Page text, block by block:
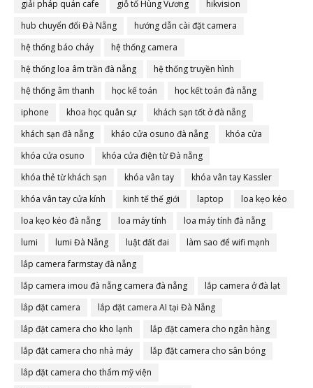
giải pháp quán cafe giỗ tổ Hùng Vương
hikvision
hub chuyển đổi Đà Nẵng
hướng dẫn cài đặt camera
hệ thống báo cháy
hệ thống camera
hệ thống loa âm trần đà nẵng
hệ thống truyền hình
hệ thống âm thanh
học kế toán
học kết toán đà nẵng
iphone
khoa học quân sự
khách sạn tốt ở đà nẵng
khách sạn đà nẵng
kháo cửa osuno đà nẵng
khóa cửa
khóa cửa osuno
khóa cửa điện từ Đà nẵng
khóa thẻ từ khách sạn
khóa vân tay
khóa vân tay Kassler
khóa vân tay cửa kính
kinh tế thế giới laptop
loa kẹo kéo
loa kẹo kéo đà nẵng
loa máy tính
loa máy tính đà nẵng
lumi
lumi Đà Nẵng luật đất đai
làm sao để wifi mạnh
lắp camera farmstay đà nẵng
lắp camera imou đà nẵng camera đà nẵng
lắp camera ở đà lạt
lắp đặt camera
lắp đặt camera AI tại Đà Nẵng
lắp đặt camera cho kho lạnh
lắp đặt camera cho ngân hàng
lắp đặt camera cho nhà máy
lắp đặt camera cho sân bóng
lắp đặt camera cho thẩm mỹ viện